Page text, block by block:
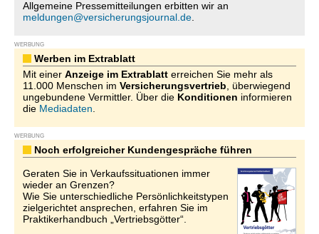
Allgemeine Pressemitteilungen erbitten wir an
meldungen@versicherungsjournal.de
WERBUNG
Werben im Extrablatt
Mit einer Anzeige im Extrablatt erreichen Sie mehr als
11.000 Menschen im Versicherungsvertrieb , überwiegend
ungebundene Vermittler. Über die Konditionen informieren
die Mediadaten
WERBUNG
Noch erfolgreicher Kundengespräche führen
Geraten Sie in Verkaufssituationen immer
wieder an Grenzen?
Wie Sie unterschiedliche Persönlichkeitstypen
zielgerichtet ansprechen, erfahren Sie im
Praktikerhandbuch „Vertriebsgötter“.